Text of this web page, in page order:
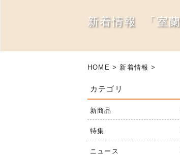
新着情報 「室
HOME > 新着情報 >
カテゴリ
新商品
特集
ニュース